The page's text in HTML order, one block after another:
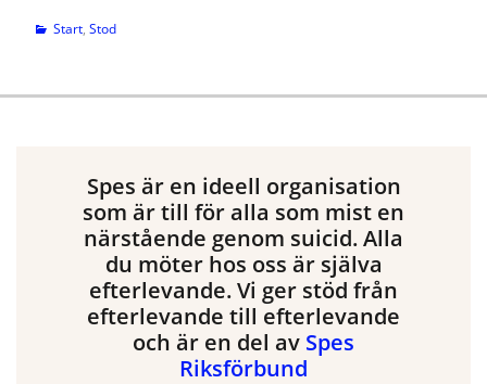
Categories
Start, Stod
Spes är en ideell organisation
som är till för alla som mist en
närstående genom suicid. Alla
du möter hos oss är själva
efterlevande. Vi ger stöd från
efterlevande till efterlevande
och är en del av Spes
Riksförbund